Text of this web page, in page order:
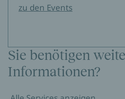
zu den Events
Sie benötigen
Informationen?